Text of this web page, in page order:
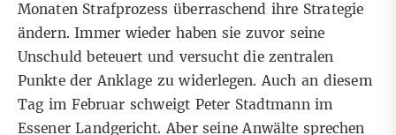
Monaten Strafprozess überraschend ihre Strategie
ändern. Immer wieder haben sie zuvor seine
Unschuld beteuert und versucht die zentralen
Punkte der Anklage zu widerlegen. Auchan diesem
Tag im Februar schweigt Peter Stadtmann im
Essener Landgericht. Aber seine Anwälte sprechen